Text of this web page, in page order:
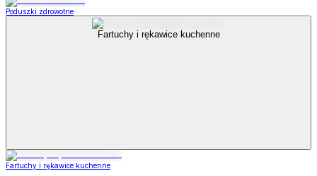
Poduszki zdrowotne
Fartuchy i rękawice kuchenne
Fartuchy i rękawice kuchenne